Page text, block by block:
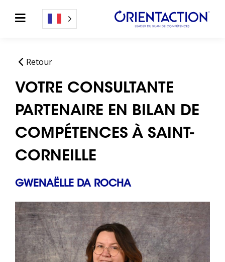
Retour
VOTRE CONSULTANTE
PARTENAIRE EN BILAN DE
COMPÉTENCES À SAINT-
CORNEILLE
GWENAËLLE DA ROCHA